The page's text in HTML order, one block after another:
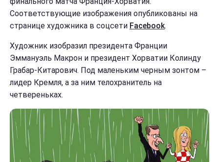
Соответствующие изображения опубликованы на
странице художника в соцсети Facebook.
Художник изобразил президента Франции
Эммануэль Макрон и президент Хорватии Колинду
Грабар-Китарович. Под маленьким черным зонтом –
лидер Кремля, а за ним телохранитель на
четвереньках.